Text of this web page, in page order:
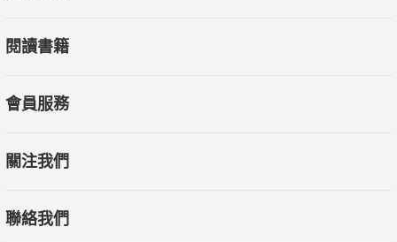
閱讀書籍
會員服務
關注我們
聯絡我們